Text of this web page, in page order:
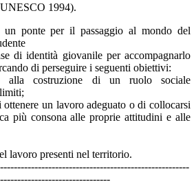
1994).
ponte per il passaggio al mondo del
di identità giovanile per accompagnarlo
di perseguire i seguenti obiettivi:
alla costruzione di un ruolo sociale
ottenere un lavoro adeguato o di collocarsi
più consona alle proprie attitudini e alle
lavoro presenti nel territorio.